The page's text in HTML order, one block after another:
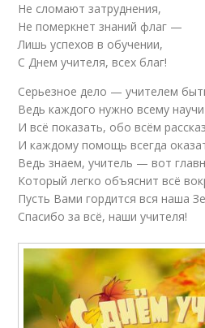
Не сломают затруднения,
Не померкнет знаний флаг —
Лишь успехов в обучении,
С Днем учителя, всех благ!
Серьезное дело — учителем
Ведь каждого нужно всему
И всё показать, обо всём
И каждому помощь всегда
Ведь знаем, учитель — вот
Который легко объяснит всё
Пусть Вами гордится вся наша
Спасибо за всё, наши учителя!